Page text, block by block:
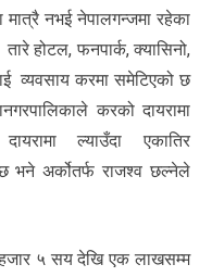
नभई नेपालगन्जमा रहेका
होटल, फनपार्क, क्यासिनो,
व्यवसाय करमा समेटिएको छ
करको दायरामा
ल्याउँदा एकातिर
भने अर्कोतर्फ राजश्व छल्नेले
हजार ५ सय देखि एक लाखसम्म